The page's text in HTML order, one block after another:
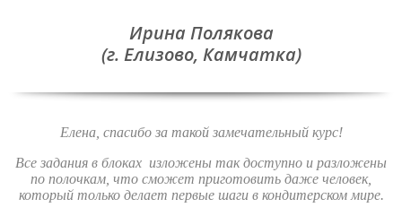
Ирина Полякова
(г. Елизово, Камчатка)
Елена, спасибо за такой замечательный курс!
Все задания в блоках изложены так доступно и разложены
по полочкам, что сможет приготовить даже человек,
который только делает первые шаги в кондитерском мире.